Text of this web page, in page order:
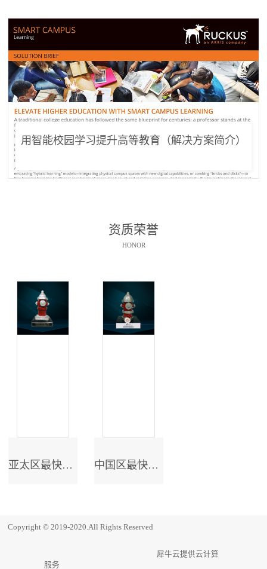
用智能校园学习提升高等教育（解决方案简介）
资质荣誉
HONOR
亚太区最快成长奖 中国区最快成长奖
Copyright © 2019-2020.All Rights Reserved
犀牛云提供云计算
服务